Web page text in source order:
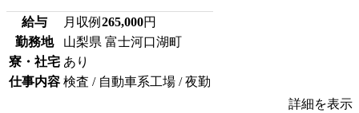
給与 月収例 265,000円
勤務地
山梨県 富士河口湖町
寮・社宅 あり
仕事内容 検査 / 自動車系工場 / 夜勤
詳細を表示